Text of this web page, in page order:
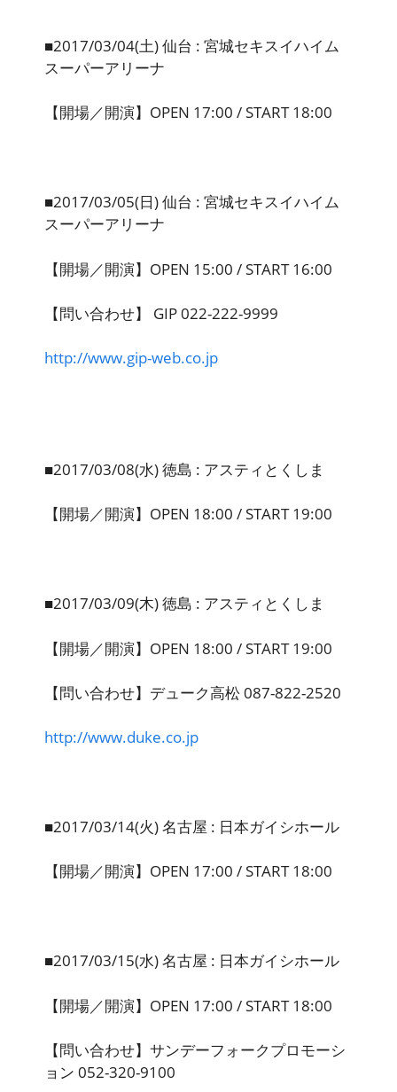
■2017/03/04(土) 仙台 : 宮城セキスイハイム
スーパーアリーナ
【開場／開演】OPEN 17:00 / START 18:00
■2017/03/05(日) 仙台 : 宮城セキスイハイム
スーパーアリーナ
【開場／開演】OPEN 15:00 / START 16:00
【問い合わせ】 GIP 022-222-9999
http://www.gip-web.co.jp
■2017/03/08(水) 徳島 : アスティとくしま
【開場／開演】OPEN 18:00 / START 19:00
■2017/03/09(木) 徳島 : アスティとくしま
【開場／開演】OPEN 18:00 / START 19:00
【問い合わせ】デューク高松 087-822-2520
http://www.duke.co.jp
■2017/03/14(火) 名古屋 : 日本ガイシホール
【開場／開演】OPEN 17:00 / START 18:00
■2017/03/15(水) 名古屋 : 日本ガイシホール
【開場／開演】OPEN 17:00 / START 18:00
【問い合わせ】サンデーフォークプロモーシ
ョン 052-320-9100